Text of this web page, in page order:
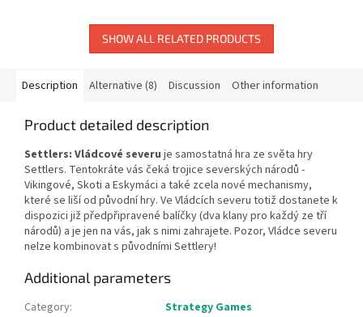
is...
SHOW ALL RELATED PRODUCTS
Description Alternative (8) Discussion Other information
Product detailed description
Settlers: Vládcové severu je samostatná hra ze světa hry
Settlers. Tentokráte vás čeká trojice severských národů -
Vikingové, Skoti a Eskymáci a také zcela nové mechanismy,
které se liší od původní hry. Ve Vládcích severu totiž dostanete k
dispozici již předpřipravené balíčky (dva klany pro každý ze tří
národů) a je jen na vás, jak s nimi zahrajete. Pozor, Vládce severu
nelze kombinovat s původními Settlery!
Additional parameters
Category:
Strategy Games